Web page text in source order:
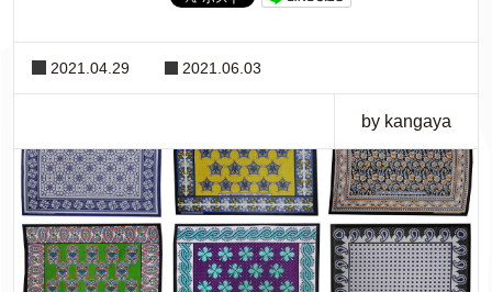
2021.04.29 2021.06.03
by kangaya